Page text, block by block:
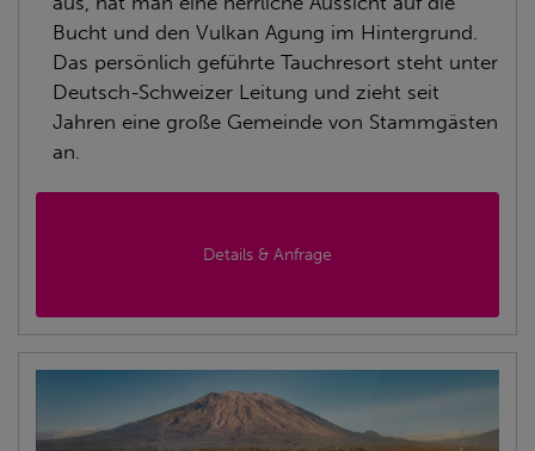
Bucht und den Vulkan Agung im Hintergrund.
Das persönlich geführte Tauchresort steht unter
Deutsch-Schweizer Leitung und zieht seit
Jahren eine große Gemeinde von Stammgästen
an.
Details & Anfrage